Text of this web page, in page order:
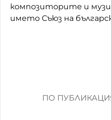
композиторите и
името Съюз на
ПО